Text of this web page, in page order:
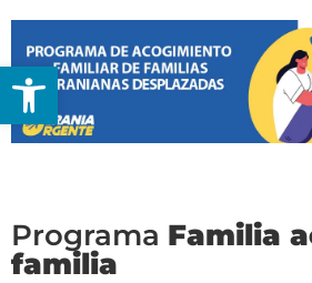
Abrir barra de
Programa Familia
familia